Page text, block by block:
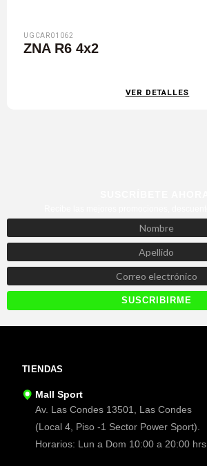
UGCAR01062
ZNA R6 4x2
VER DETALLES
TIENDAS
Mall Sport
Av. Las Condes 13501, Las Condes
(Local 4, Piso -1 Sector Power Sport).
Horarios: Lun a Dom 10:00 a 20:00 hrs.